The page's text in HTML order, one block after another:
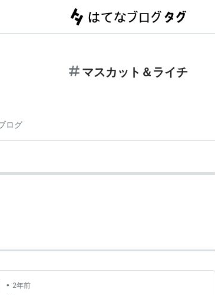
マスカット＆ライチ
ログ
• 2年前